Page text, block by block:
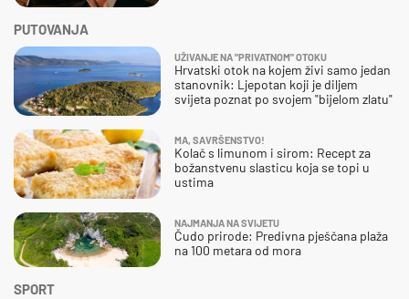
SPORT
PUTOVANJA
UŽIVANJE NA "PRIVATNOM" OTOKU
Hrvatski otok na kojem živi samo jedan
stanovnik: Ljepotan koji je diljem
svijeta poznat po svojem "bijelom zlatu"
MA, SAVRŠENSTVO!
Kolač s limunom i sirom: Recept za
božanstvenu slasticu koja se topi u
ustima
NAJMANJA NA SVIJETU
Čudo prirode: Predivna pješčana plaža
na 100 metara od mora